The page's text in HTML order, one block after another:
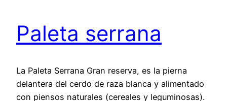
Paleta serrana
La Paleta Serrana Gran reserva, es la pierna
delantera del cerdo de raza blanca y alimentado
con piensos naturales (cereales y leguminosas).